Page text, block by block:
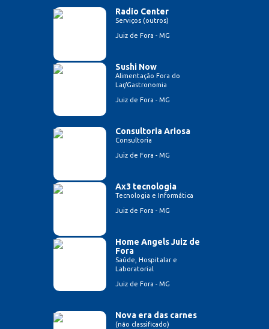
Radio Center
Serviços (outros)
Juiz de Fora - MG
Sushi Now
Alimentação Fora do
Lar/Gastronomia
Juiz de Fora - MG
Consultoria Ariosa
Consultoria
Juiz de Fora - MG
Ax3 tecnologia
Tecnologia e Informática
Juiz de Fora - MG
Home Angels Juiz de
Fora
Saúde, Hospitalar e
Laboratorial
Juiz de Fora - MG
Nova era das carnes
(não classificado)